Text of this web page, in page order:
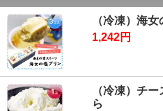
（冷凍）海
1,242円
（冷凍）チ
ら